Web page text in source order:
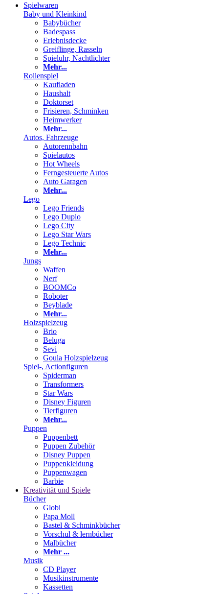
Spielwaren
Baby und Kleinkind
Babybücher
Badespass
Erlebnisdecke
Greiflinge, Rasseln
Spieluhr, Nachtlichter
Mehr...
Rollenspiel
Kaufladen
Haushalt
Doktorset
Frisieren, Schminken
Heimwerker
Mehr...
Autos, Fahrzeuge
Autorennbahn
Spielautos
Hot Wheels
Ferngesteuerte Autos
Auto Garagen
Mehr...
Lego
Lego Friends
Lego Duplo
Lego City
Lego Star Wars
Lego Technic
Mehr...
Jungs
Waffen
Nerf
BOOMCo
Roboter
Beyblade
Mehr...
Holzspielzeug
Brio
Beluga
Sevi
Goula Holzspielzeug
Spiel-, Actionfiguren
Spiderman
Transformers
Star Wars
Disney Figuren
Tierfiguren
Mehr...
Puppen
Puppenbett
Puppen Zubehör
Disney Puppen
Puppenkleidung
Puppenwagen
Barbie
Kreativität und Spiele
Bücher
Globi
Papa Moll
Bastel & Schminkbücher
Vorschul & lernbücher
Malbücher
Mehr ...
Musik
CD Player
Musikinstrumente
Kassetten